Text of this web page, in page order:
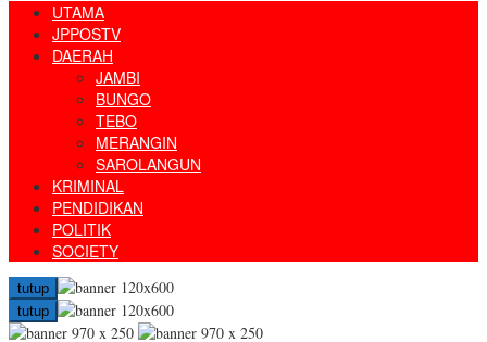
UTAMA
JPPOSTV
DAERAH
JAMBI
BUNGO
TEBO
MERANGIN
SAROLANGUN
KRIMINAL
PENDIDIKAN
POLITIK
SOCIETY
tutup
tutup